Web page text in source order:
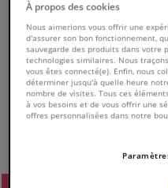
Fenêtres & accessoires
Intérieur & ameublement
Nettoyage & protection
À propos des cookies
Nous aimerions vous offrir une
d'assurer son bon fonctionnement,
sauvegarde des produits dans votre
technologies similaires. Nous
vous êtes connecté(e). Enfin, nous
déterminer jusqu'à quelle heure
nombre de visites. Tous ces
à vos besoins et de vous offrir une
offres personnalisées dans notre